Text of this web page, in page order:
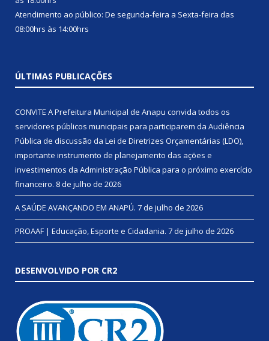
Atendimento ao público: De segunda-feira a Sexta-feira das
08:00hrs às 14:00hrs
ÚLTIMAS PUBLICAÇÕES
CONVITE A Prefeitura Municipal de Anapu convida todos os
servidores públicos municipais para participarem da Audiência
Pública de discussão da Lei de Diretrizes Orçamentárias (LDO),
importante instrumento de planejamento das ações e
investimentos da Administração Pública para o próximo exercício
financeiro. 8 de julho de 2026
A SAÚDE AVANÇANDO EM ANAPÚ. 7 de julho de 2026
PROAAF | Educação, Esporte e Cidadania. 7 de julho de 2026
DESENVOLVIDO POR CR2